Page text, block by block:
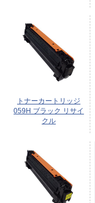
トナーカートリッジ
059H ブラック リサイ
クル